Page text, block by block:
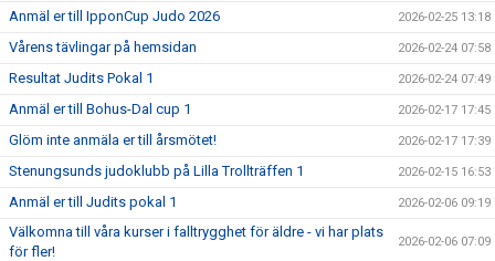
Anmäl er till IpponCup Judo 2026 2026-02-25 13:18
Vårens tävlingar på hemsidan 2026-02-24 07:58
Resultat Judits Pokal 1 2026-02-24 07:49
Anmäl er till Bohus-Dal cup 1 2026-02-17 17:45
Glöm inte anmäla er till årsmötet! 2026-02-17 17:39
Stenungsunds judoklubb på Lilla Trollträffen 1 2026-02-15 16:53
Anmäl er till Judits pokal 1 2026-02-06 09:19
Välkomna till våra kurser i falltrygghet för äldre - vi har plats
för fler!
2026-02-06 07:09